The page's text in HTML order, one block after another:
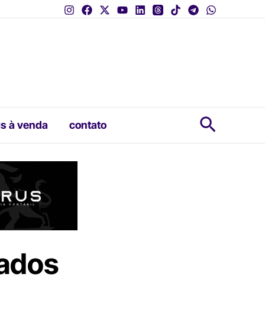
à venda contato